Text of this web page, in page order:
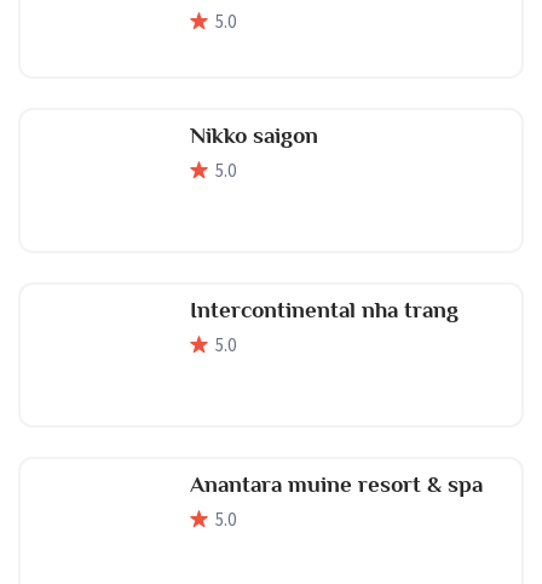
5.0
Nikko saigon
5.0
Intercontinental nha trang
5.0
Anantara muine resort & spa
5.0